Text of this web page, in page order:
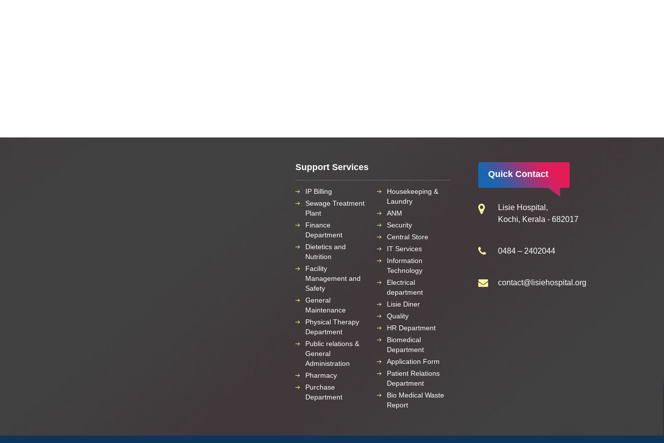
Support Services
IP Billing
Sewage Treatment
Plant
Finance
Department
Dietetics and
Nutrition
Facility
Management and
Safety
General
Maintenance
Physical Therapy
Department
Public relations &
General
Administration
Pharmacy
Purchase
Department
Housekeeping &
Laundry
ANM
Security
Central Store
IT Services
Information
Technology
Electrical
department
Lisie Diner
Quality
HR Department
Biomedical
Department
Application Form
Patient Relations
Department
Bio Medical Waste
Report
Quick Contact
Lisie Hospital,
Kochi, Kerala - 682017
0484 – 2402044
contact@lisiehospital.org